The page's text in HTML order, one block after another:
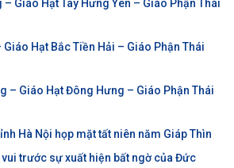
Giáo Hạt Tây Hưng Yên – Giáo Phận Thái
Hạt Bắc Tiền Hải – Giáo Phận Thái
– Giáo Hạt Đông Hưng – Giáo Phận Thái
Hà Nội họp mặt tất niên năm Giáp Thìn
trước sự xuất hiện bất ngờ của Đức